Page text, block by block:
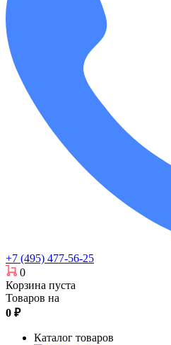
+7 (495) 477-56-25
0
Корзина пуста
Товаров на
0 ₽
Каталог товаров